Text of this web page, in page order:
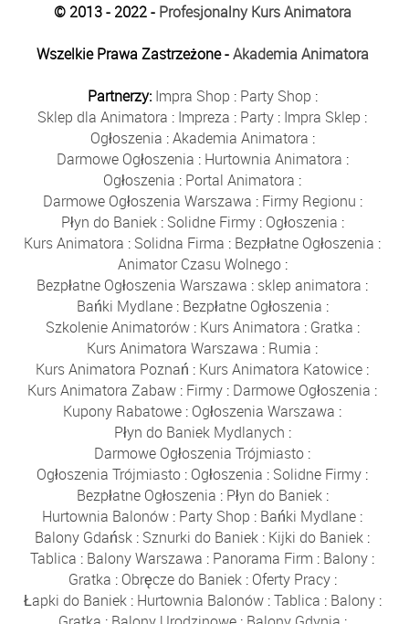
© 2013 - 2022 - Profesjonalny Kurs Animatora
Wszelkie Prawa Zastrzeżone -Akademia Animatora
Partnerzy: Impra Shop : Party Shop :
Sklep dla Animatora : Impreza : Party : Impra Sklep :
Ogłoszenia :Akademia Animatora :
Darmowe Ogłoszenia : Hurtownia Animatora :
Ogłoszenia : Portal Animatora :
Darmowe Ogłoszenia Warszawa : Firmy Regionu :
Płyn do Baniek: Solidne Firmy: Ogłoszenia :
Kurs Animatora : Solidna Firma : Bezpłatne Ogłoszenia :
Animator Czasu Wolnego:
Bezpłatne Ogłoszenia Warszawa : sklep animatora :
Bańki Mydlane: Bezpłatne Ogłoszenia :
Szkolenie Animatorów: Kurs Animatora : Gratka :
Kurs Animatora Warszawa : Rumia :
Kurs Animatora Poznań : Kurs Animatora Katowice :
Kurs Animatora Zabaw : Firmy : Darmowe Ogłoszenia :
Kupony Rabatowe : Ogłoszenia Warszawa :
Płyn do Baniek Mydlanych :
Darmowe Ogłoszenia Trójmiasto :
Ogłoszenia Trójmiasto : Ogłoszenia : Solidne Firmy :
Bezpłatne Ogłoszenia : Płyn do Baniek:
Hurtownia Balonów : Party Shop : Bańki Mydlane :
Balony Gdańsk : Sznurki do Baniek : Kijki do Baniek :
Tablica : Balony Warszawa : Panorama Firm : Balony :
Gratka : Obręcze do Baniek: Oferty Pracy:
Łapki do Baniek: Hurtownia Balonów:Tablica : Balony: